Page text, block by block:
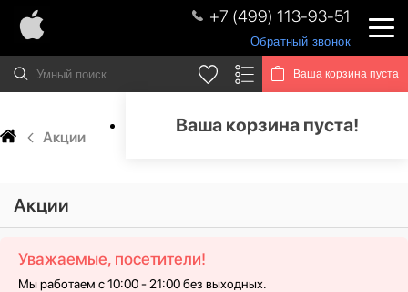
+7 (499) 113-93-51
Обратный звонок
Ваша корзина пуста
Ваша корзина пуста!
Акции
Акции
Уважаемые, посетители!
Мы работаем с 10:00 - 21:00 без выходных.